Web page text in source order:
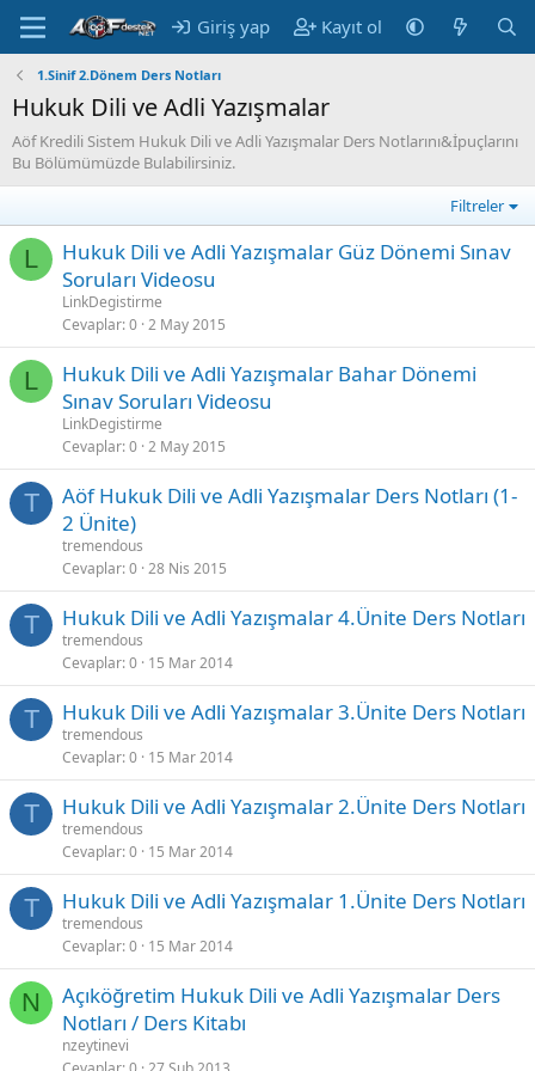
Giriş yap Kayıt ol
1.Sinif 2.Dönem Ders Notları
Hukuk Dili ve Adli Yazışmalar
Aöf Kredili Sistem Hukuk Dili ve Adli Yazışmalar Ders Notlarını&İpuçlarını
Bu Bölümümüzde Bulabilirsiniz.
Filtreler
L
Hukuk Dili ve Adli Yazışmalar Güz Dönemi Sınav
Soruları Videosu
LinkDegistirme
Cevaplar 0 2 May 2015
L
Hukuk Dili ve Adli Yazışmalar Bahar Dönemi
Sınav Soruları Videosu
LinkDegistirme
Cevaplar 0 2 May 2015
T
Aöf Hukuk Dili ve Adli Yazışmalar Ders Notları (1-
2 Ünite)
tremendous
Cevaplar 0 28 Nis 2015
T Hukuk Dili ve Adli Yazışmalar 4.Ünite Ders Notları
tremendous
Cevaplar 0 15 Mar 2014
T Hukuk Dili ve Adli Yazışmalar 3.Ünite Ders Notları
tremendous
Cevaplar 0 15 Mar 2014
T Hukuk Dili ve Adli Yazışmalar 2.Ünite Ders Notları
tremendous
Cevaplar 0 15 Mar 2014
T Hukuk Dili ve Adli Yazışmalar 1.Ünite Ders Notları
tremendous
Cevaplar 0 15 Mar 2014
N
Açıköğretim Hukuk Dili ve Adli Yazışmalar Ders
Notları / Ders Kitabı
nzeytinevi